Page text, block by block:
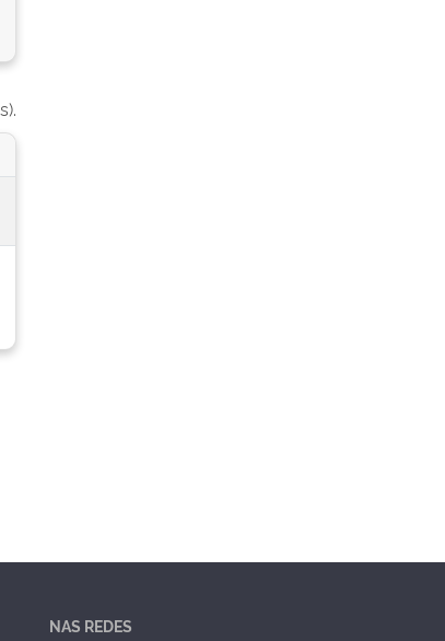
NAS REDES